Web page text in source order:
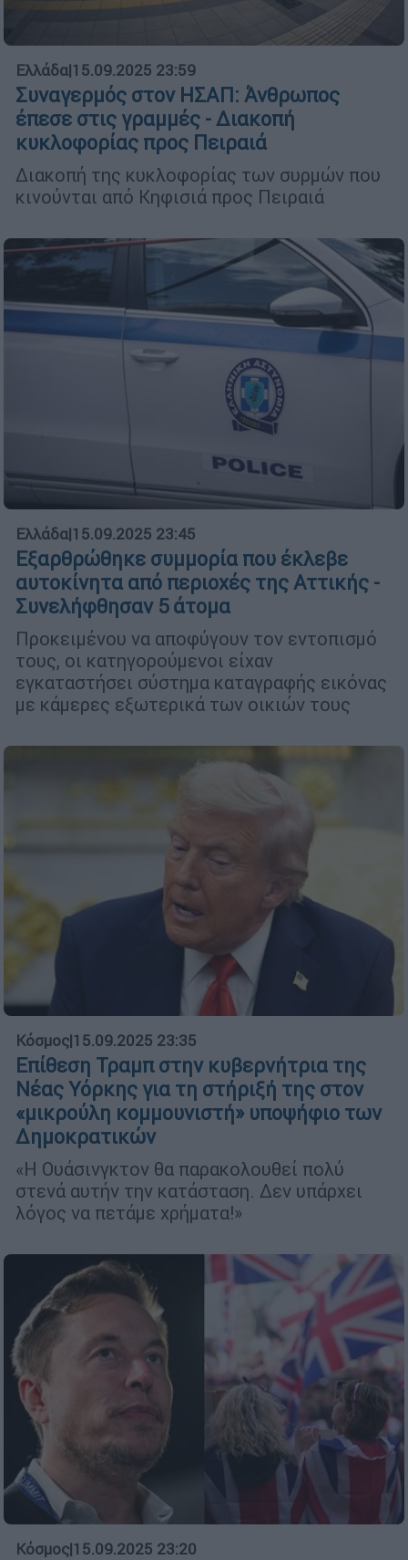
Ελλάδα|15.09.2025 23:59
Συναγερμός στον ΗΣΑΠ: Άνθρωπος
έπεσε στις γραμμές - Διακοπή
κυκλοφορίας προς Πειραιά
Διακοπή της κυκλοφορίας των συρμών που
κινούνται από Κηφισιά προς Πειραιά
Ελλάδα|15.09.2025 23:45
Εξαρθρώθηκε συμμορία που έκλεβε
αυτοκίνητα από περιοχές της Αττικής -
Συνελήφθησαν 5 άτομα
Προκειμένου να αποφύγουν τον εντοπισμό
τους, οι κατηγορούμενοι είχαν
εγκαταστήσει σύστημα καταγραφής εικόνας
με κάμερες εξωτερικά των οικιών τους
Κόσμος|15.09.2025 23:35
Eπίθεση Τραμπ στην κυβερνήτρια της
Νέας Υόρκης για τη στήριξή της στον
«μικρούλη κομμουνιστή» υποψήφιο των
Δημοκρατικών
«Η Ουάσινγκτον θα παρακολουθεί πολύ
στενά αυτήν την κατάσταση. Δεν υπάρχει
λόγος να πετάμε χρήματα!»
Κόσμος|15.09.2025 23:20